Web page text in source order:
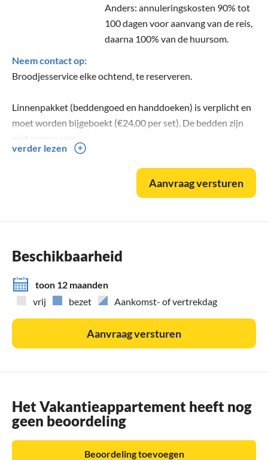
Anders: annuleringskosten 90% tot
100 dagen voor aanvang van de reis,
daarna 100% van de huursom.
Neem contact op:
Broodjesservice elke ochtend, te reserveren.
Linnenpakket (beddengoed en handdoeken) is verplicht en
moet worden bijgeboekt (€24,00 per set). De bedden zijn
niet opgemaakt.
verder lezen
Aanvraag versturen
Beschikbaarheid
toon 12 maanden
vrij
bezet Aankomst- of vertrekdag
Aanvraag versturen
Het Vakantieappartement heeft nog
geen beoordeling
Beoordeling toevoegen